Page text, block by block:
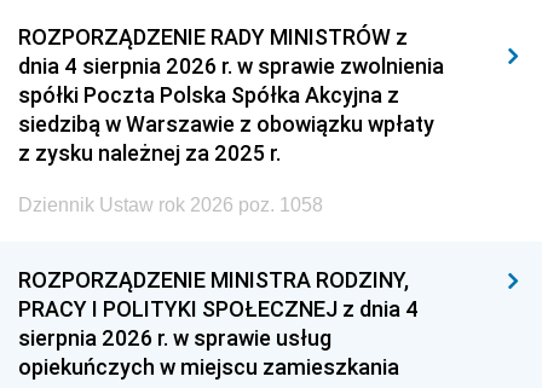
2011 2010 2009
2008 2007 2006
2005 2004 2003
2002 2001
1999 1998
1993 1992 1991
1990 1989
1987 1986 1985
ROZPORZĄDZENIE RADY MINISTRÓW z
dnia 4 sierpnia 2026 r. w sprawie zwolnienia
spółki Poczta Polska Spółka Akcyjna z
siedzibą w Warszawie z obowiązku wpłaty
z zysku należnej za 2025 r.
Dziennik Ustaw rok 2026 poz. 1058
ROZPORZĄDZENIE MINISTRA RODZINY,
PRACY I POLITYKI SPOŁECZNEJ z dnia 4
sierpnia 2026 r. w sprawie usług
opiekuńczych w miejscu zamieszkania